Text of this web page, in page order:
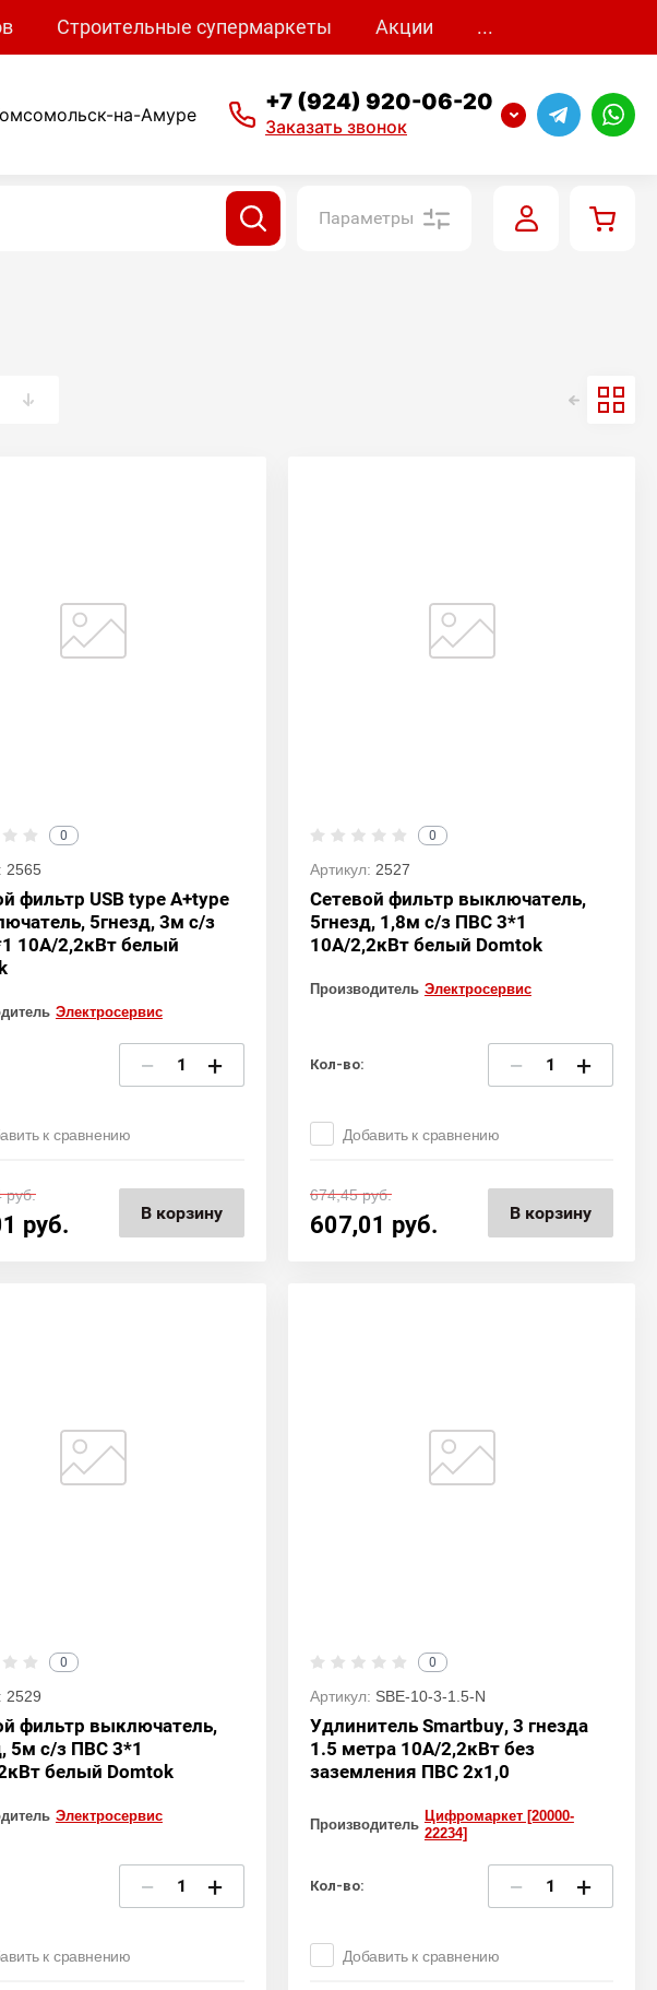
Строительные супермаркеты Акции ...
на-Амуре +7 (924) 920-06-20
Заказать звонок
Параметры
0
2565
фильтр USB type A+type
5гнезд, 3м с/з
10А/2,2кВт белый
Электросервис
− +
к сравнению
руб.
руб. В корзину
0
Артикул: 2527
Сетевой фильтр выключатель,
5гнезд, 1,8м с/з ПВС 3*1
10А/2,2кВт белый Domtok
Производитель Электросервис
Кол-во: − +
Добавить к сравнению
674,45руб.
607,01 руб. В корзину
0
2529
фильтр выключатель,
5м с/з ПВС 3*1
белый Domtok
Электросервис
− +
к сравнению
0
Артикул: SBE-10-3-1.5-N
Удлинитель Smartbuy, 3 гнезда
1.5 метра 10А/2,2кВт без
заземления ПВС 2х1,0
Производитель
Цифромаркет [20000-
22234]
Кол-во: − +
Добавить к сравнению